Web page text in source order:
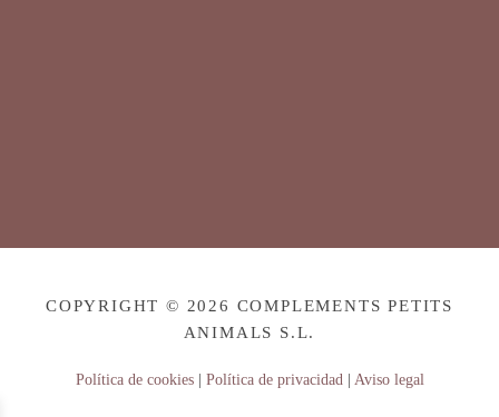
COPYRIGHT © 2026 COMPLEMENTS PETITS
ANIMALS S.L.
Política de cookies| Política de privacidad| Aviso legal